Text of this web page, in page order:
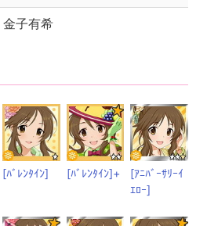
金子有希
[ﾊﾞﾚﾝﾀｲﾝ] [ﾊﾞﾚﾝﾀｲﾝ]+
[ｱﾆﾊﾞｰｻﾘｰｲ
ｴﾛｰ]